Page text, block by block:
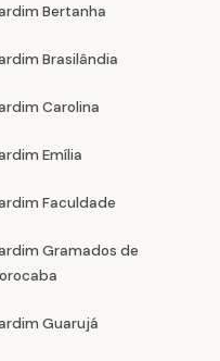
Bertanha
Brasilândia
Carolina
Emília
Faculdade
Gramados de
Guarujá